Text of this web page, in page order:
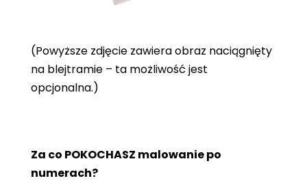
(Powyższe zdjęcie zawiera obraz naciągnięty
na blejtramie – ta możliwość jest
opcjonalna.)
Za co POKOCHASZ malowanie po
numerach?